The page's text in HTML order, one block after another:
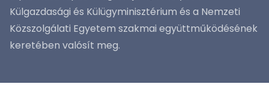
Külgazdasági és Külügyminisztérium és a Nemzeti
Közszolgálati Egyetem szakmai együttműködésének
keretében valósít meg.